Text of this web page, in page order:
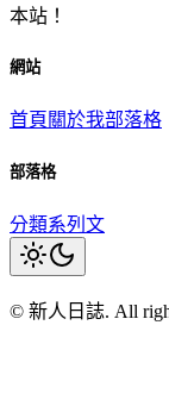
本站！
網站
首頁 關於我部落格
部落格
分類系列文
© 新人日誌. All